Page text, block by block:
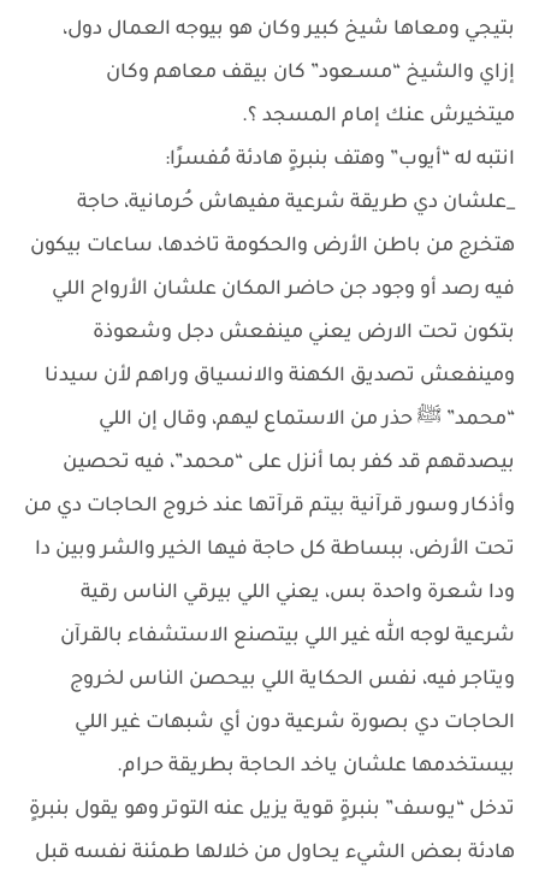
بتيجي ومعاها شيخ كبير وكان هو بيوجه العمال دول،
إزاي والشيخ “مسـعود” كان بيقف معاهم وكان
ميتخيرش عنك إمام المسجد ؟.
انتبه له “أيوب” وهتف بنبرةٍ هادئة مُفسرًا:
_علشان دي طريقة شرعية مفيهاش حُرمانية، حاجة
هتخرج من باطن الأرض والحكومة تاخدها، ساعات بيكون
فيه رصد أو وجود جن حاضر المكان علشان الأرواح اللي
بتكون تحت الارض يعني مينفعش دجل وشعوذة
ومينفعش تصديق الكهنة والانسياق وراهم لأن سيدنا
“محمد” ﷺ حذر من الاستماع ليهم، وقال إن اللي
بيصدقهم قد كفر بما أنزل على “محمد”، فيه تحصين
وأذكار وسور قرآنية بيتم قرآتها عند خروج الحاجات دي من
تحت الأرض، ببساطة كل حاجة فيها الخير والشر وبين دا
ودا شعرة واحدة بس، يعني اللي بيرقي الناس رقية
شرعية لوجه الله غير اللي بيتصنع الاستشفاء بالقرآن
ويتاجر فيه، نفس الحكاية اللي بيحصن الناس لخروج
الحاجات دي بصورة شرعية دون أي شبهات غير اللي
بيستخدمها علشان ياخد الحاجة بطريقة حرام.
تدخل “يـوسف” بنبرةٍ قوية يزيل عنه التوتر وهو يقول بنبرةٍ
هادئة بعض الشيء يحاول من خلالها طمئنة نفسه قبل